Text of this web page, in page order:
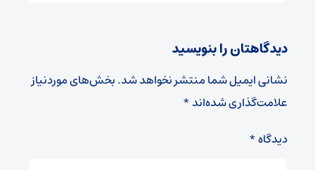
دیدگاهتان را بنویسید
نشانی ایمیل شما منتشر نخواهد شد.بخش‌های موردنیاز
علامت‌گذاری شده‌اند*
دیدگاه*